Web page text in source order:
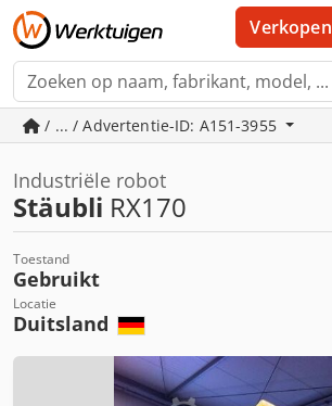
Verkopen
/ ... / Advertentie-ID: A151-3955
Industriële robot
Stäubli RX170
Toestand
Gebruikt
Locatie
Duitsland